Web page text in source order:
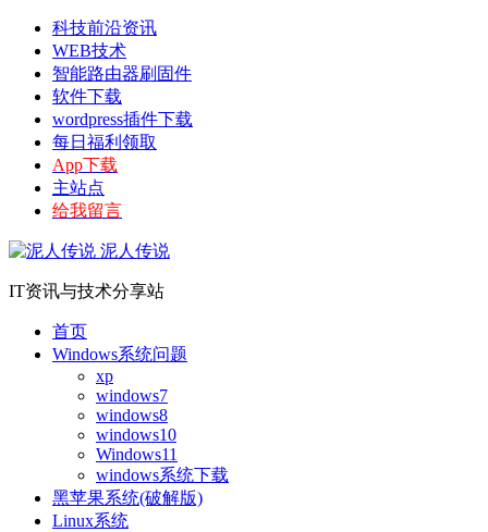
科技前沿资讯
WEB技术
智能路由器刷固件
软件下载
wordpress插件下载
每日福利领取
App下载
主站点
给我留言
泥人传说
IT资讯与技术分享站
首页
Windows系统问题
xp
windows7
windows8
windows10
Windows11
windows系统下载
黑苹果系统(破解版)
Linux系统